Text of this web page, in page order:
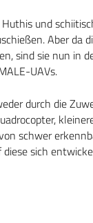
und
Aber da
sind sie nun in
UAVs.
durch die
schwer
sich